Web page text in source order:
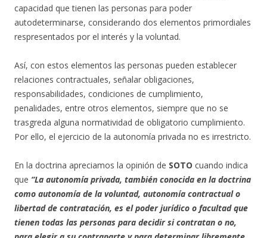
capacidad que tienen las personas para poder
autodeterminarse, considerando dos elementos primordiales
respresentados por el interés y la voluntad.
Así, con estos elementos las personas pueden establecer
relaciones contractuales, señalar obligaciones,
responsabilidades, condiciones de cumplimiento,
penalidades, entre otros elementos, siempre que no se
trasgreda alguna normatividad de obligatorio cumplimiento.
Por ello, el ejercicio de la autonomía privada no es irrestricto.
En la doctrina apreciamos la opinión de SOTO cuando indica
que “La autonomía privada, también conocida en la doctrina
como autonomía de la voluntad, autonomía contractual o
libertad de contratación, es el poder jurídico o facultad que
tienen todas las personas para decidir si contratan o no,